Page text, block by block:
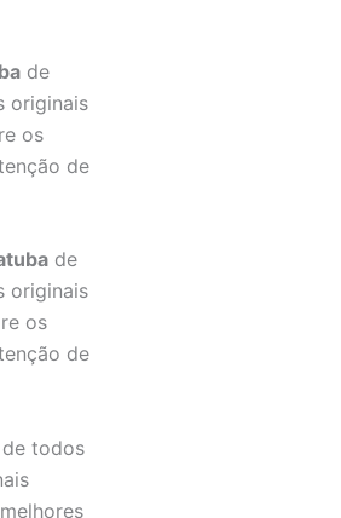
de
originais
os
de
de
originais
os
de
de todos